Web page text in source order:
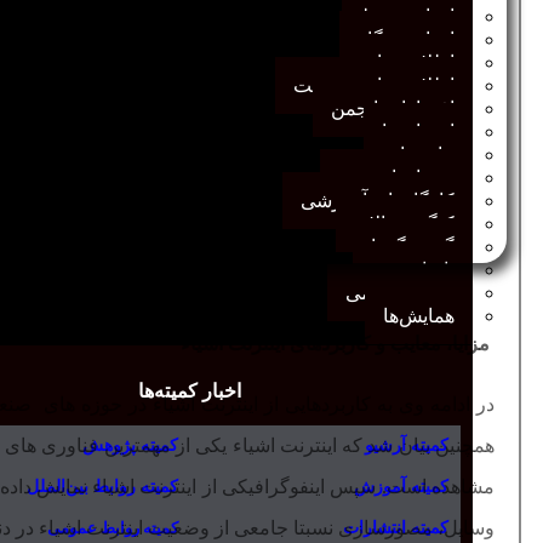
اخبار مرتبط
اخبار وب‌گاه
اطلاعیه‌ها
اطلاعیه‌های عضویت
افتخارات انجمن
انتصاب‌ها
بیانیه‌ها
رویدادهای مهم
کارگاه‌های آموزشی
کنگره سالانه
گفت‌وگوها
یادداشت
مجمع عمومی
همایش‌ها
اخبار کمیته‌ها
کمیته آرشیو
کمیته آموزش
کمیته انتشارات
کمیته پژوهش
کمیته روابط بین‌الملل
کمیته روابط عمومی
مزایا، معایب و کاربردهای اینترنت اشیاء
در ادامه وی به کاربردهایی از اینترنت اشیاء در حوزه های
همچنین بیان شد که اینترنت اشیاء یکی از مهمترین فناوری
مشاهده است. سپس اینفوگرافیکی از اینترنت اشیاء نمایش
وسایل، مصورسازی نسبتا جامعی از وضعیت اینترنت اشیاء در